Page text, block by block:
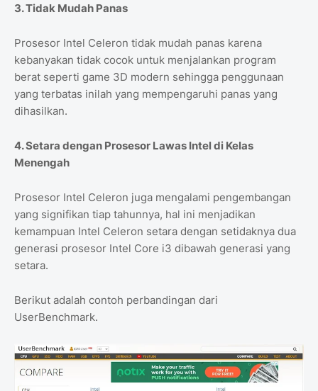
3. Tidak Mudah Panas
Prosesor Intel Celeron tidak mudah panas karena
kebanyakan tidak cocok untuk menjalankan program
berat seperti game 3D modern sehingga penggunaan
yang terbatas inilah yang mempengaruhi panas yang
dihasilkan.
4. Setara dengan Prosesor Lawas Intel di Kelas
Menengah
Prosesor Intel Celeron juga mengalami pengembangan
yang signifikan tiap tahunnya, hal ini menjadikan
kemampuan Intel Celeron setara dengan setidaknya dua
generasi prosesor Intel Core i3 dibawah generasi yang
setara.
Berikut adalah contoh perbandingan dari
UserBenchmark.